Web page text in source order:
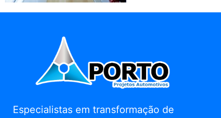
Especialistas em transformação de